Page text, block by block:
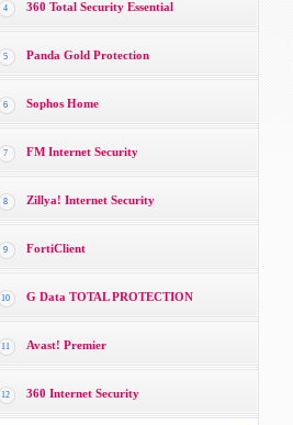
4 360 Total Security Essential
5 Panda Gold Protection
6 Sophos Home
7 FM Internet Security
8 Zillya! Internet Security
9 FortiClient
10 G Data TOTAL PROTECTION
11 Avast! Premier
12 360 Internet Security